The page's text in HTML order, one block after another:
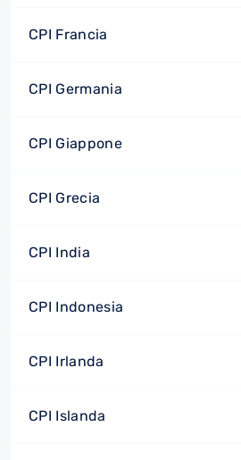
CPI Francia
CPI Germania
CPI Giappone
CPI Grecia
CPI India
CPI Indonesia
CPI Irlanda
CPI Islanda